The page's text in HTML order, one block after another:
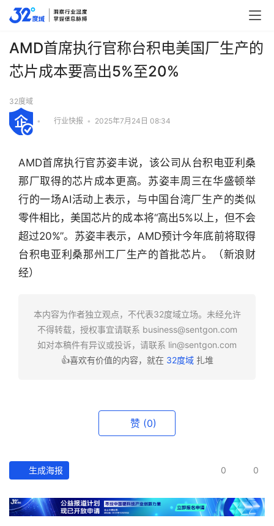
行
业
经
数
AMD首席执行官称台积电美国厂生产的
芯片成本要高出5%至20%
32度域
• 行业快报 • 2025年7月24日 08:34
AMD首席执行官苏姿丰说，该公司从台积电亚利桑
那厂取得的芯片成本更高。苏姿丰周三在华盛顿举
行的一场AI活动上表示，与中国台湾厂生产的类似
零件相比，美国芯片的成本将“高出5%以上，但不会
超过20%”。苏姿丰表示，AMD预计今年底前将取得
台积电亚利桑那州工厂生产的首批芯片。（新浪财
经）
本内容为作者独立观点，不代表32度域立场。未经允许
不得转载，授权事宜请联系 business@sentgon.com
如对本稿件有异议或投诉，请联系 lin@sentgon.com
👍喜欢有价值的内容，就在 32度域扎堆
赞 (0)
生成海报 0 0